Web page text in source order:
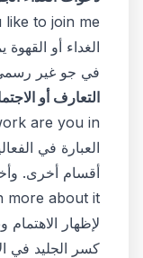
الغداء أو
في جو غير
التعارف أو
العبارة في
لإظهار الاهتمام
كسر الجليد في